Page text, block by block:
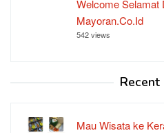
Welcome Selamat
Mayoran.Co.Id
542 views
Recent
Mau Wisata ke